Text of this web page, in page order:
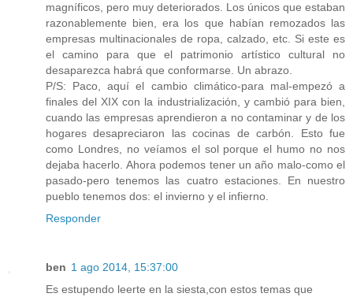
magníficos, pero muy deteriorados. Los únicos que estaban
razonablemente bien, era los que habían remozados las
empresas multinacionales de ropa, calzado, etc. Si este es
el camino para que el patrimonio artístico cultural no
desaparezca habrá que conformarse. Un abrazo.
P/S: Paco, aquí el cambio climático-para mal-empezó a
finales del XIX con la industrialización, y cambió para bien,
cuando las empresas aprendieron a no contaminar y de los
hogares desapreciaron las cocinas de carbón. Esto fue
como Londres, no veíamos el sol porque el humo no nos
dejaba hacerlo. Ahora podemos tener un año malo-como el
pasado-pero tenemos las cuatro estaciones. En nuestro
pueblo tenemos dos: el invierno y el infierno.
Responder
ben 1 ago 2014, 15:37:00
Es estupendo leerte en la siesta,con estos temas que